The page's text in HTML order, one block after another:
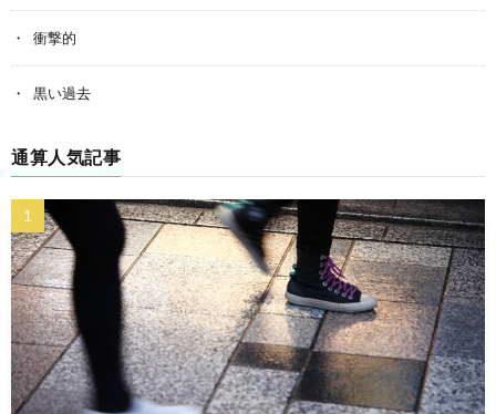
衝撃的
黒い過去
通算人気記事